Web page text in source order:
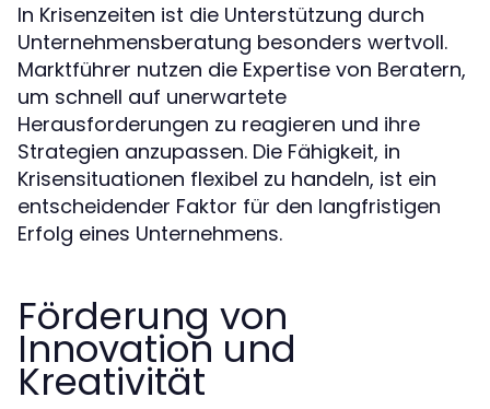
In Krisenzeiten ist die Unterstützung durch
Unternehmensberatung besonders wertvoll.
Marktführer nutzen die Expertise von Beratern,
um schnell auf unerwartete
Herausforderungen zu reagieren und ihre
Strategien anzupassen. Die Fähigkeit, in
Krisensituationen flexibel zu handeln, ist ein
entscheidender Faktor für den langfristigen
Erfolg eines Unternehmens.
Förderung von
Innovation und
Kreativität